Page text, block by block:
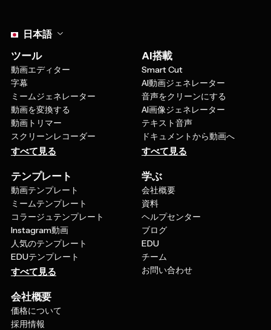
日本語
ツール
動画エディター
字幕
ミームジェネレーター
動画を変換する
動画トリマー
スクリーンレコーダー
すべて見る
AI搭載
Smart Cut
AI動画ジェネレーター
音声をクリーンにする
AI画像ジェネレーター
テキスト音声
ドキュメントから動画へ
すべて見る
テンプレート
動画テンプレート
ミームテンプレート
コラージュテンプレート
Instagram動画
人気のテンプレート
EDUテンプレート
すべて見る
学ぶ
会社概要
資料
ヘルプセンター
ブログ
EDU
チーム
お問い合わせ
会社概要
価格について
採用情報